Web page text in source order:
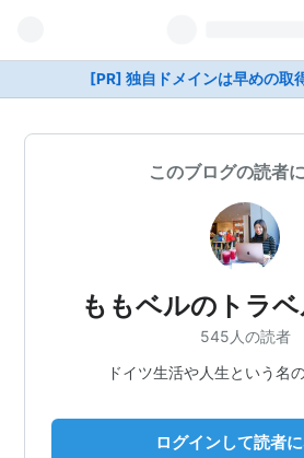
[PR] 独自ドメインは早めの取
このブログの読者
ももベルのトラ
545人の読者
ドイツ生活や人生という名
ログインして読者